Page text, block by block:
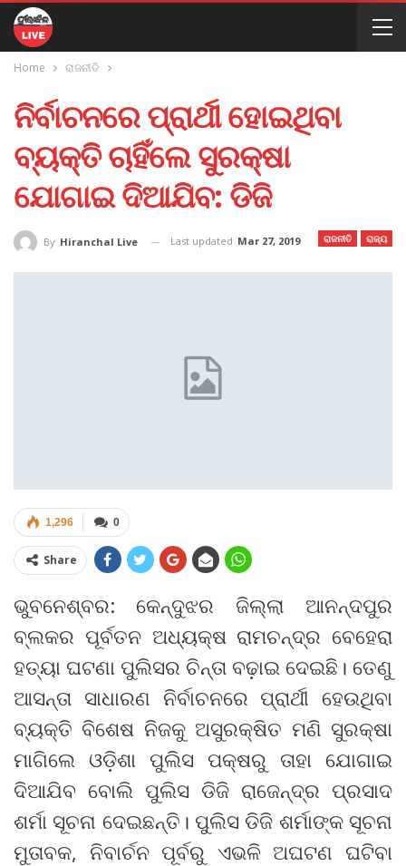
Home ରାଜନୀତି
ନିର୍ବାଚନରେ ପ୍ରାର୍ଥୀ ହୋଇଥିବା
ବ୍ୟକ୍ତି ଚାହିଁଲେ ସୁରକ୍ଷା
ଯୋଗାଇ ଦିଆଯିବ: ଡିଜି
ରାଜନୀତି ରାଜ୍ୟ
By Hiranchal Live Last updated Mar 27, 2019
0
1,296
Share
ଭୁବନେଶ୍ବର: କେନ୍ଦୁଝର ଜିଲ୍ଲା ଆନନ୍ଦପୁର
ବ୍ଲକର ପୂର୍ବତନ ଅଧ୍ୟକ୍ଷ ରାମଚନ୍ଦ୍ର ବେହେରା
ହତ୍ୟା ଘଟଣା ପୁଲିସର ଚିନ୍ତା ବଢ଼ାଇ ଦେଇଛି। ତେଣୁ
ଆସନ୍ତା ସାଧାରଣ ନିର୍ବାଚନରେ ପ୍ରାର୍ଥୀ ହେଉଥିବା
ବ୍ୟକ୍ତି ବିଶେଷ ନିଜକୁ ଅସୁରକ୍ଷିତ ମଣି ସୁରକ୍ଷା
ମାଗିଲେ ଓଡ଼ିଶା ପୁଲିସ ପକ୍ଷରୁ ତାହା ଯୋଗାଇ
ଦିଆଯିବ ବୋଲି ପୁଲିସ ଡିଜି ରାଜେନ୍ଦ୍ର ପ୍ରସାଦ
ଶର୍ମା ସୂଚନା ଦେଇଛନ୍ତି। ପୁଲିସ ଡିଜି ଶର୍ମାଙ୍କ ସୂଚନା
ମୁତାବକ, ନିବାର୍ଚନ ପୂର୍ବରୁ ଏଭଳି ଅଘଟଣ ଘଟିବା